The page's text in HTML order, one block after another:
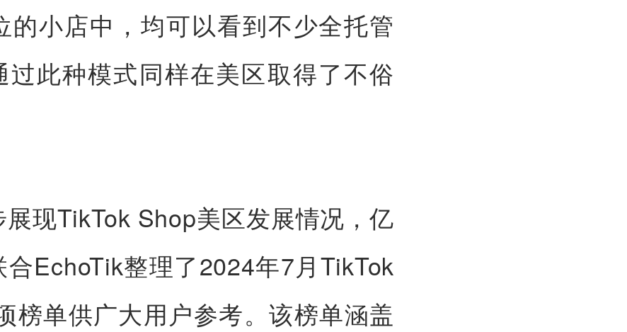
的小店中，均可以看到不少全托管
过此种模式同样在美区取得了不俗
展现TikTok Shop美区发展情况，亿
合EchoTik整理了2024年7月TikTok
榜单供广大用户参考。该榜单涵盖